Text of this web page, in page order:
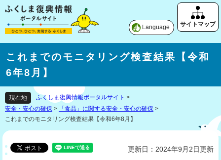
Language
これまでのモニタリング検査結果【令和
6年8月】
現在地 ふくしま復興情報ポータルサイト >
安全・安心の確保 > 「食品」に関する安全・安心の確保 >
これまでのモニタリング検査結果【令和6年8月】
更新日：2024年9月2日更新